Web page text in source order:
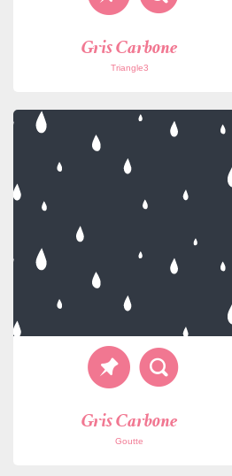
Gris Carbone
Triangle3
Gris Carbone
Goutte